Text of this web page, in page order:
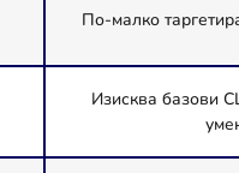
По-малко
Изисква базови